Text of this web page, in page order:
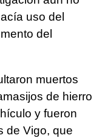
uso del
del
muertos
de hierro
y fueron
de Vigo, que